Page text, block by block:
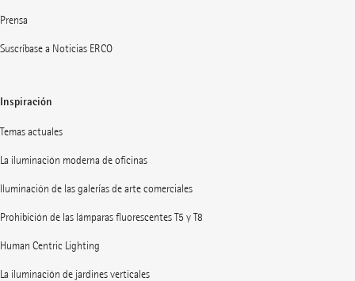
Prensa
Suscríbase a Noticias ERCO
Inspiración
Temas actuales
La iluminación moderna de oficinas
Iluminación de las galerías de arte comerciales
Prohibición de las lámparas fluorescentes T5 y T8
Human Centric Lighting
La iluminación de jardines verticales